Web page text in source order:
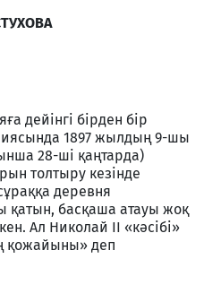
дейінгі бірден бір
1897 жылдың 9-шы
28-ші қаңтарда)
толтыру кезінде
деревня
қатын, басқаша атауы жоқ
Ал Николай ІІ «кәсібі»
қожайыны» деп